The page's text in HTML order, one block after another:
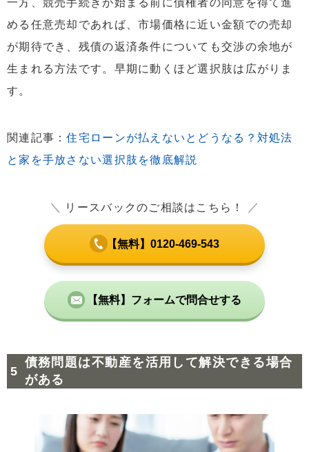
める任意売却であれば、市場価格に近い金額での売却
が期待でき、残債の返済条件についても交渉の余地が
生まれる方法です。早期に動くほど選択肢は広がりま
す。
関連記事：住宅ローンが払えないとどうなる？対処法
と家を手放さない選択肢を徹底解説
＼ リースバックのご相談はこちら！ ／
【無料】0120-469-543
【無料】フォームで問合せする
債務問題は不動産を活用して解決できる場合
がある